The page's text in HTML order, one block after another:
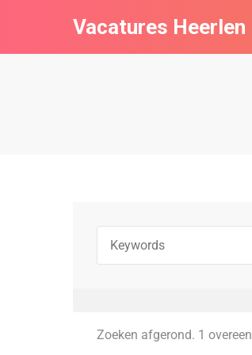
Vacatures Heerlen
Zoeken afgerond. 1